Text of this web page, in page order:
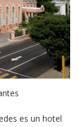
es un hotel